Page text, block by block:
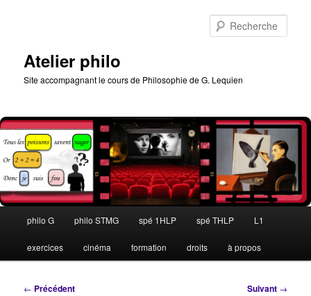
Atelier philo
Site accompagnant le cours de Philosophie de G. Lequien
principal
philo G philo STMG spé 1HLP spé THLP L1
exercices cinéma formation droits à propos
Navigation
← Précédent Suivant →